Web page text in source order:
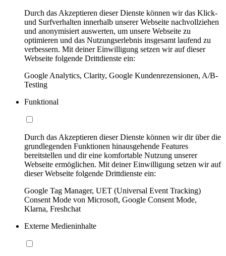
Durch das Akzeptieren dieser Dienste können wir das Klick-
und Surfverhalten innerhalb unserer Webseite nachvollziehen
und anonymisiert auswerten, um unsere Webseite zu
optimieren und das Nutzungserlebnis insgesamt laufend zu
verbessern. Mit deiner Einwilligung setzen wir auf dieser
Webseite folgende Drittdienste ein:
Google Analytics, Clarity, Google Kundenrezensionen, A/B-
Testing
Funktional
Durch das Akzeptieren dieser Dienste können wir dir über die
grundlegenden Funktionen hinausgehende Features
bereitstellen und dir eine komfortable Nutzung unserer
Webseite ermöglichen. Mit deiner Einwilligung setzen wir auf
dieser Webseite folgende Drittdienste ein:
Google Tag Manager, UET (Universal Event Tracking)
Consent Mode von Microsoft, Google Consent Mode,
Klarna, Freshchat
Externe Medieninhalte